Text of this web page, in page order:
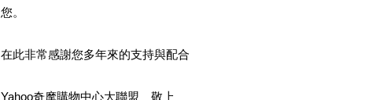
您。
在此非常感謝您多年來的支持與配合
Yahoo奇摩購物中心大聯盟 敬上